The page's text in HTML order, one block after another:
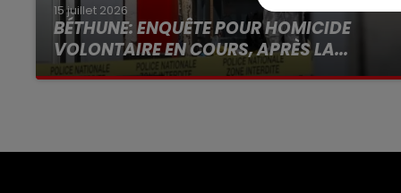
15 juillet 2026
BÉTHUNE: ENQUÊTE POUR HOMICIDE
VOLONTAIRE EN COURS, APRÈS LA...
Selon les premiers éléments, le logement